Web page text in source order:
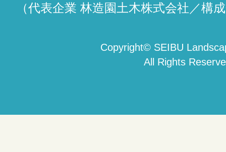
（代表企業 林造園土木株式会社／構
Copyright©SEIBU
All Rights